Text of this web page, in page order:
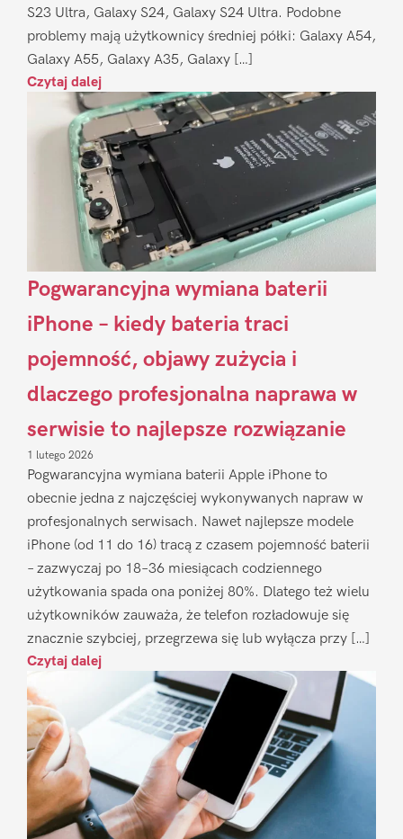
S23 Ultra, Galaxy S24, Galaxy S24 Ultra. Podobne
problemy mają użytkownicy średniej półki: Galaxy A54,
Galaxy A55, Galaxy A35, Galaxy […]
Czytaj dalej
Pogwarancyjna wymiana baterii
iPhone – kiedy bateria traci
pojemność, objawy zużycia i
dlaczego profesjonalna naprawa w
serwisie to najlepsze rozwiązanie
1 lutego 2026
Pogwarancyjna wymiana baterii Apple iPhone to
obecnie jedna z najczęściej wykonywanych napraw w
profesjonalnych serwisach. Nawet najlepsze modele
iPhone (od 11 do 16) tracą z czasem pojemność baterii
– zazwyczaj po 18–36 miesiącach codziennego
użytkowania spada ona poniżej 80%. Dlatego też wielu
użytkowników zauważa, że telefon rozładowuje się
znacznie szybciej, przegrzewa się lub wyłącza przy […]
Czytaj dalej